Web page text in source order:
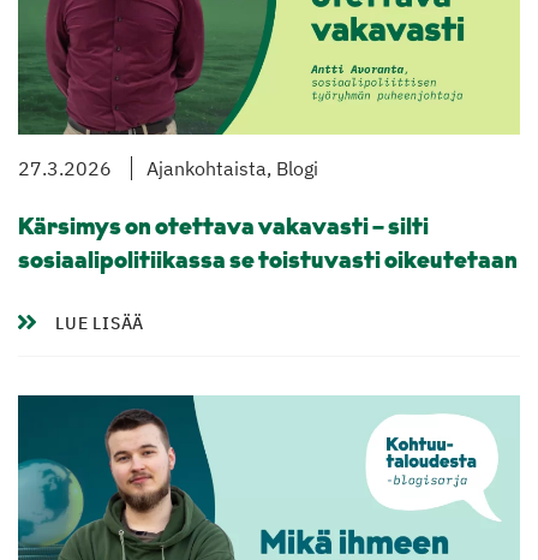
27.3.2026 Ajankohtaista, Blogi
Kärsimys on otettava vakavasti – silti
sosiaalipolitiikassa se toistuvasti oikeutetaan
LUE LISÄÄ